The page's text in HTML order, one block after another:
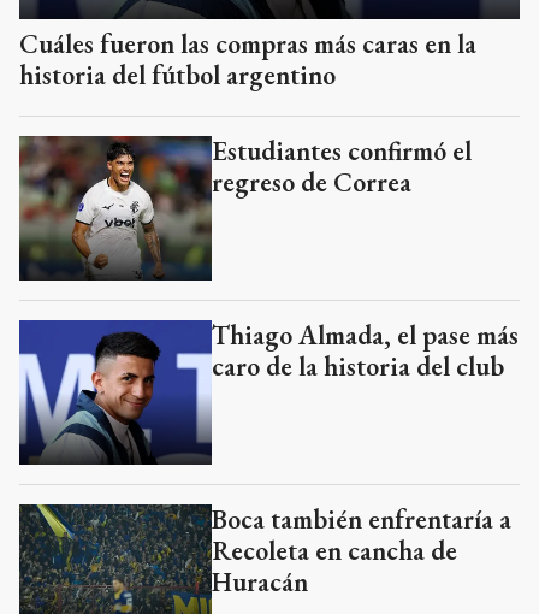
Cuáles fueron las compras más caras en la
historia del fútbol argentino
Estudiantes confirmó el
regreso de Correa
Thiago Almada, el pase más
caro de la historia del club
Boca también enfrentaría a
Recoleta en cancha de
Huracán